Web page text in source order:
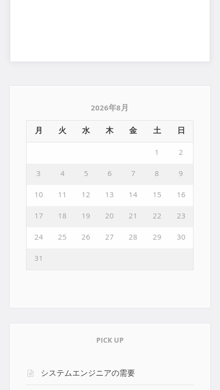
2026年8月
月
火 水 木 金 土
日
1
2
3
4 5 6 7 8
9
10
11 12 13 14 15
16
17
18 19 20 21 22
23
24
25 26 27 28 29
30
31
PICK UP
システムエンジニアの需要